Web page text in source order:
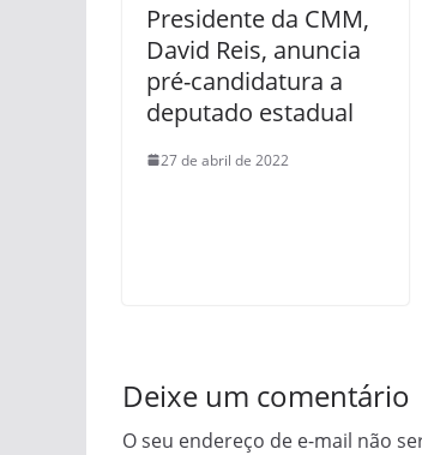
Presidente da CMM,
David Reis, anuncia
pré-candidatura a
deputado estadual
27 de abril de 2022
Deixe um comentário
O seu endereço de e-mail não